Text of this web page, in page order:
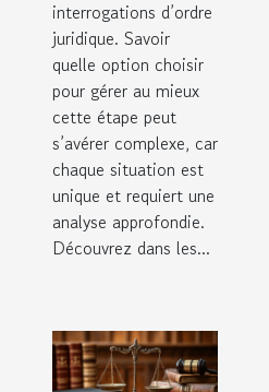
interrogations d’ordre
juridique. Savoir
quelle option choisir
pour gérer au mieux
cette étape peut
s’avérer complexe, car
chaque situation est
unique et requiert une
analyse approfondie.
Découvrez dans les...